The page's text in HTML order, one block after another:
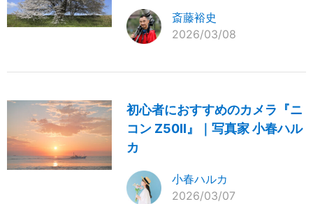
斎藤裕史
2026/03/08
初心者におすすめのカメラ『ニ
コン Z50II』｜写真家 小春ハル
カ
小春ハルカ
2026/03/07